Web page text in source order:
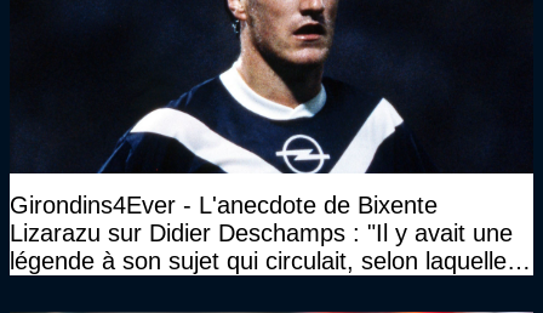
Girondins4Ever - L'anecdote de Bixente
Lizarazu sur Didier Deschamps : "Il y avait une
légende à son sujet qui circulait, selon laquelle il